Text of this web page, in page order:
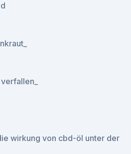
wirkung von cbd-öl unter der